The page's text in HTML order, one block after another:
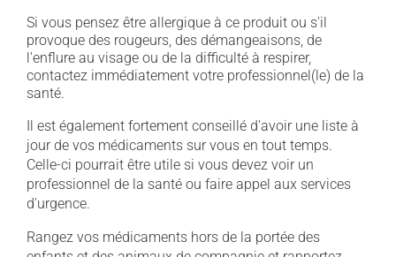
Si vous pensez être allergique à ce produit ou s'il
provoque des rougeurs, des démangeaisons, de
l'enflure au visage ou de la difficulté à respirer,
contactez immédiatement votre professionnel(le) de la
santé.
Il est également fortement conseillé d'avoir une liste à
jour de vos médicaments sur vous en tout temps.
Celle-ci pourrait être utile si vous devez voir un
professionnel de la santé ou faire appel aux services
d'urgence.
Rangez vos médicaments hors de la portée des